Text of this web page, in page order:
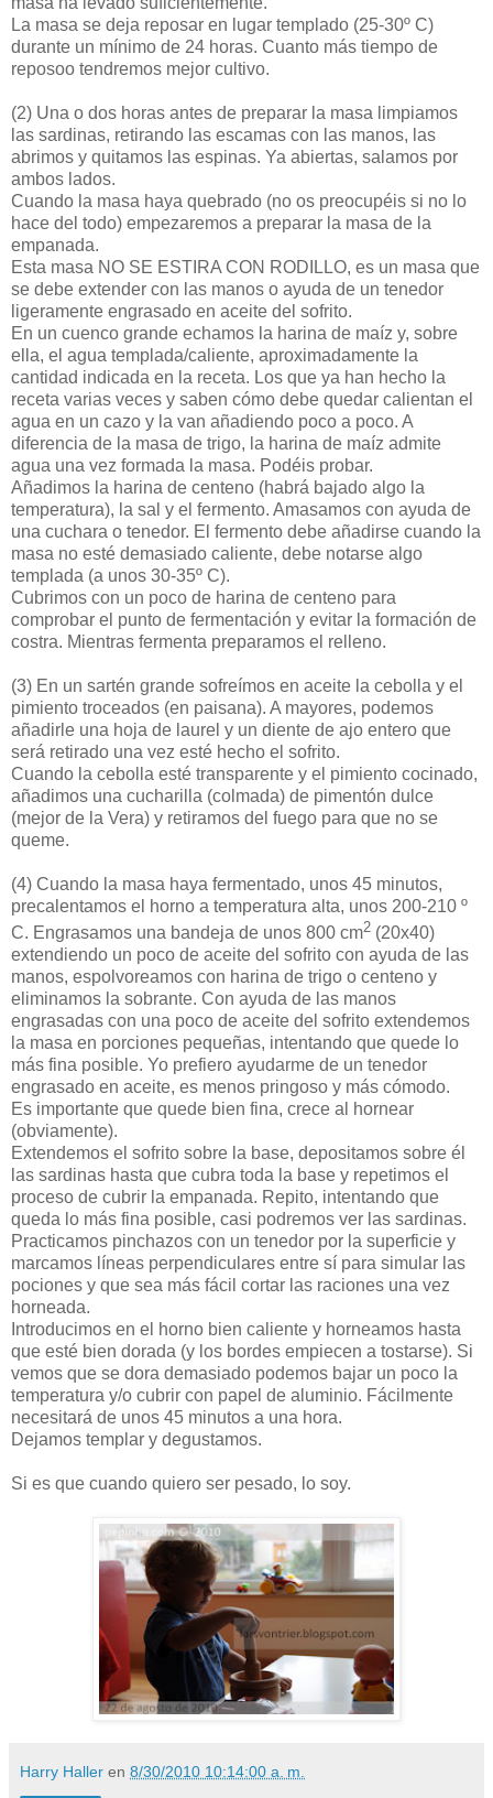
La masa se deja reposar en lugar templado (25-30º C)
durante un mínimo de 24 horas. Cuanto más tiempo de
reposoo tendremos mejor cultivo.
(2) Una o dos horas antes de preparar la masa limpiamos
las sardinas, retirando las escamas con las manos, las
abrimos y quitamos las espinas. Ya abiertas, salamos por
ambos lados.
Cuando la masa haya quebrado (no os preocupéis si no lo
hace del todo) empezaremos a preparar la masa de la
empanada.
Esta masa NO SE ESTIRA CON RODILLO, es un masa que
se debe extender con las manos o ayuda de un tenedor
ligeramente engrasado en aceite del sofrito.
En un cuenco grande echamos la harina de maíz y, sobre
ella, el agua templada/caliente, aproximadamente la
cantidad indicada en la receta. Los que ya han hecho la
receta varias veces y saben cómo debe quedar calientan el
agua en un cazo y la van añadiendo poco a poco. A
diferencia de la masa de trigo, la harina de maíz admite
agua una vez formada la masa. Podéis probar.
Añadimos la harina de centeno (habrá bajado algo la
temperatura), la sal y el fermento. Amasamos con ayuda de
una cuchara o tenedor. El fermento debe añadirse cuando la
masa no esté demasiado caliente, debe notarse algo
templada (a unos 30-35º C).
Cubrimos con un poco de harina de centeno para
comprobar el punto de fermentación y evitar la formación de
costra. Mientras fermenta preparamos el relleno.
(3) En un sartén grande sofreímos en aceite la cebolla y el
pimiento troceados (en paisana). A mayores, podemos
añadirle una hoja de laurel y un diente de ajo entero que
será retirado una vez esté hecho el sofrito.
Cuando la cebolla esté transparente y el pimiento cocinado,
añadimos una cucharilla (colmada) de pimentón dulce
(mejor de la Vera) y retiramos del fuego para que no se
queme.
(4) Cuando la masa haya fermentado, unos 45 minutos,
precalentamos el horno a temperatura alta, unos 200-210 º
C. Engrasamos una bandeja de unos 800 cm2 (20x40)
extendiendo un poco de aceite del sofrito con ayuda de las
manos, espolvoreamos con harina de trigo o centeno y
eliminamos la sobrante. Con ayuda de las manos
engrasadas con una poco de aceite del sofrito extendemos
la masa en porciones pequeñas, intentando que quede lo
más fina posible. Yo prefiero ayudarme de un tenedor
engrasado en aceite, es menos pringoso y más cómodo.
Es importante que quede bien fina, crece al hornear
(obviamente).
Extendemos el sofrito sobre la base, depositamos sobre él
las sardinas hasta que cubra toda la base y repetimos el
proceso de cubrir la empanada. Repito, intentando que
queda lo más fina posible, casi podremos ver las sardinas.
Practicamos pinchazos con un tenedor por la superficie y
marcamos líneas perpendiculares entre sí para simular las
pociones y que sea más fácil cortar las raciones una vez
horneada.
Introducimos en el horno bien caliente y horneamos hasta
que esté bien dorada (y los bordes empiecen a tostarse). Si
vemos que se dora demasiado podemos bajar un poco la
temperatura y/o cubrir con papel de aluminio. Fácilmente
necesitará de unos 45 minutos a una hora.
Dejamos templar y degustamos.
Si es que cuando quiero ser pesado, lo soy.
Harry Haller en 8/30/2010 10:14:00 a. m.